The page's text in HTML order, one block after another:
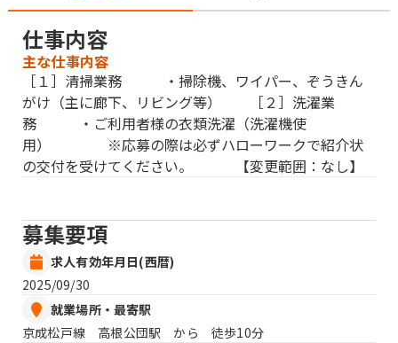
仕事内容
主な仕事内容
［１］清掃業務 ・掃除機、ワイパー、ぞうきん
がけ（主に廊下、リビング等） ［２］洗濯業
務 ・ご利用者様の衣類洗濯（洗濯機使
用） ※応募の際は必ずハローワークで紹介状
の交付を受けてください。 【変更範囲：なし】
募集要項
求人有効年月日(西暦)
2025/09/30
就業場所・最寄駅
京成松戸線 高根公団駅 から 徒歩10分